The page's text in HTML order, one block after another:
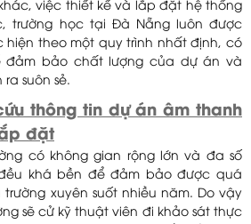
việc thiết kế và lắp đặt hệ thống
trường học tại Đà Nẵng luôn được
hiện theo một quy trình nhất định, có
đảm bảo chất lượng của dự án và
suôn sẻ.
thông tin dự án âm thanh
đặt
có không gian rộng lớn và đa số
khá bền để đảm bảo được quá
xuyên suốt nhiều năm. Do vậy
sẽ cử kỹ thuật viên đi khảo sát thực